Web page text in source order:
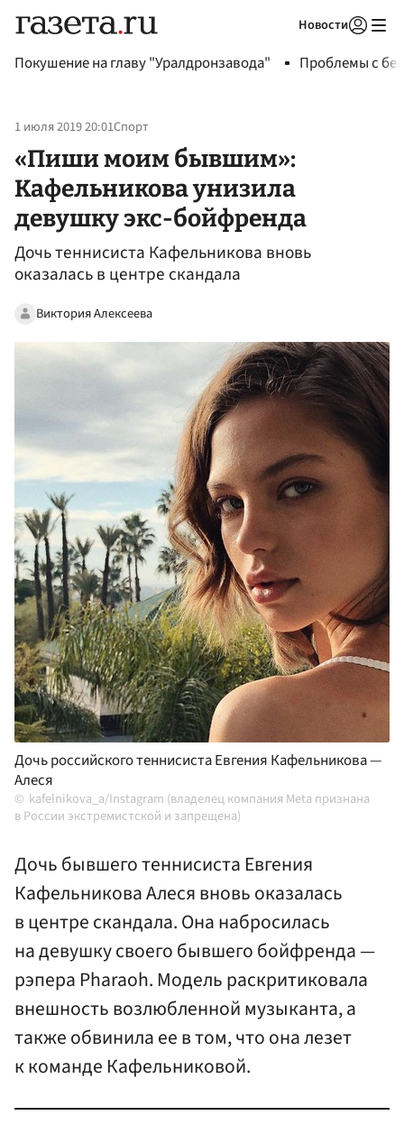
Новости
Покушение на главу "Уралдронзавода" Проблемы с
1 июля 2019 20:01Спорт
«Пиши моим бывшим»:
Кафельникова унизила
девушку экс-бойфренда
Дочь теннисиста Кафельникова вновь
оказалась в центре скандала
Виктория Алексеева
Дочь российского теннисиста Евгения Кафельникова —
Алеся
kafelnikova_a/Instagram (владелец компания Meta признана
в России экстремистской и запрещена)
Дочь бывшего теннисиста Евгения
Кафельникова Алеся вновь оказалась
в центре скандала. Она набросилась
на девушку своего бывшего бойфренда —
рэпера Pharaoh. Модель раскритиковала
внешность возлюбленной музыканта, а
также обвинила ее в том, что она лезет
к команде Кафельниковой.